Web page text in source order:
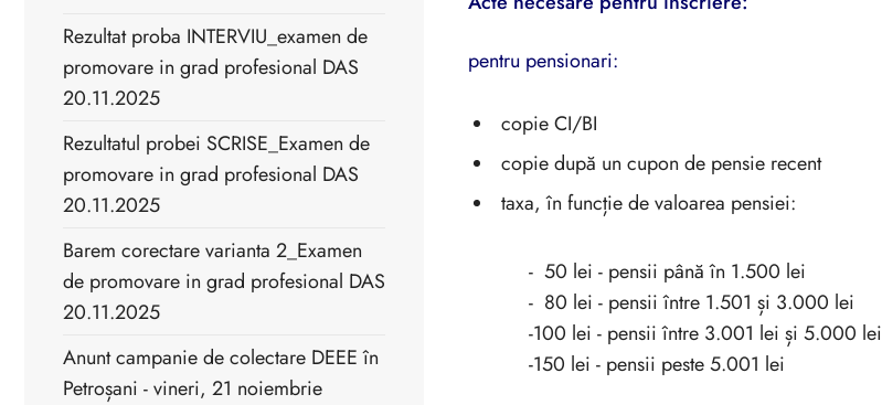
pentru pensionari:
copie CI/BI
copie după un cupon de pensie recent
taxa, în funcție de valoarea pensiei:
- 50 lei - pensii până în 1.500 lei
- 80 lei - pensii între 1.501 și 3.000 lei
-100 lei - pensii între 3.001 lei și 5.000 lei
-150 lei - pensii peste 5.001 lei
Rezultat proba INTERVIU_examen de
promovare in grad profesional DAS
20.11.2025
Rezultatul probei SCRISE_Examen de
promovare in grad profesional DAS
20.11.2025
Barem corectare varianta 2_Examen
de promovare in grad profesional DAS
20.11.2025
Anunt campanie de colectare DEEE în
Petroșani - vineri, 21 noiembrie